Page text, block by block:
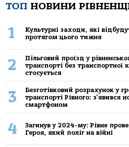
ТОП НОВИНИ
1
Культурні заходи, які
протягом цього тижня
2
Пільговий проїзд у
транспорті без транспортної
стосується
3
Безготівковий розрахунок у
транспорті Рівного: з'явився
смартфоном
4
Загинув у 2024-му: Рівне
Героя, який поліг на війні